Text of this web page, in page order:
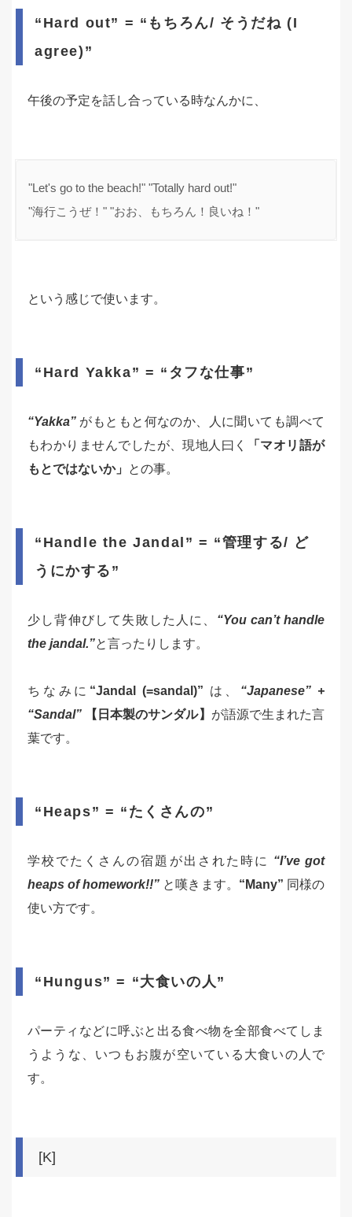
“Hard out” = “もちろん/ そうだね (I
agree)”
午後の予定を話し合っている時なんかに、
"Let's go to the beach!" "Totally hard out!"
"海行こうぜ！" "おお、もちろん！良いね！"
という感じで使います。
“Hard Yakka” = “タフな仕事”
“Yakka” がもともと何なのか、人に聞いても調べて
もわかりませんでしたが、現地人曰く
「マオリ語が
もとではないか」
との事。
“Handle the Jandal” = “管理する/ ど
うにかする”
少し背伸びして失敗した人に、 “You can’t handle
the jandal.”と言ったりします。
ちなみに “Jandal (=sandal)” は、 “Japanese” +
“Sandal”
【日本製のサンダル】 が語源で生まれた言
葉です。
“Heaps” = “たくさんの”
学校でたくさんの宿題が出された時に “I’ve got
heaps of homework!!” と嘆きます。 “Many” 同様の
使い方です。
“Hungus” = “大食いの人”
パーティなどに呼ぶと出る食べ物を全部食べてしま
うような、いつもお腹が空いている大食いの人で
す。
[K]